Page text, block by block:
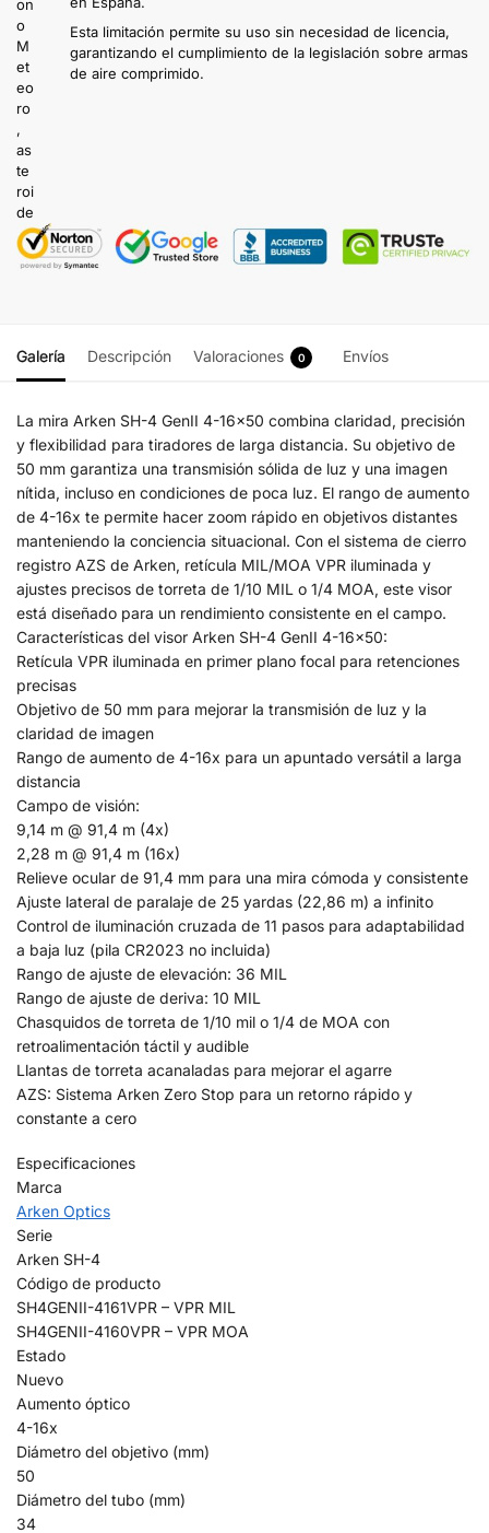
Esta limitación permite su uso sin necesidad de licencia,
garantizando el cumplimiento de la legislación sobre armas
de aire comprimido.
Galería Descripción Valoraciones 0 Envíos
La mira Arken SH-4 GenII 4-16×50 combina claridad, precisión
y flexibilidad para tiradores de larga distancia. Su objetivo de
50 mm garantiza una transmisión sólida de luz y una imagen
nítida, incluso en condiciones de poca luz. El rango de aumento
de 4-16x te permite hacer zoom rápido en objetivos distantes
manteniendo la conciencia situacional. Con el sistema de cierro
registro AZS de Arken, retícula MIL/MOA VPR iluminada y
ajustes precisos de torreta de 1/10 MIL o 1/4 MOA, este visor
está diseñado para un rendimiento consistente en el campo.
Características del visor Arken SH-4 GenII 4-16×50:
Retícula VPR iluminada en primer plano focal para retenciones
precisas
Objetivo de 50 mm para mejorar la transmisión de luz y la
claridad de imagen
Rango de aumento de 4-16x para un apuntado versátil a larga
distancia
Campo de visión:
9,14 m @ 91,4 m (4x)
2,28 m @ 91,4 m (16x)
Relieve ocular de 91,4 mm para una mira cómoda y consistente
Ajuste lateral de paralaje de 25 yardas (22,86 m) a infinito
Control de iluminación cruzada de 11 pasos para adaptabilidad
a baja luz (pila CR2023 no incluida)
Rango de ajuste de elevación: 36 MIL
Rango de ajuste de deriva: 10 MIL
Chasquidos de torreta de 1/10 mil o 1/4 de MOA con
retroalimentación táctil y audible
Llantas de torreta acanaladas para mejorar el agarre
AZS: Sistema Arken Zero Stop para un retorno rápido y
constante a cero
Especificaciones
Marca
Arken Optics
Serie
Arken SH-4
Código de producto
SH4GENII-4161VPR – VPR MIL
SH4GENII-4160VPR – VPR MOA
Estado
Nuevo
Aumento óptico
4-16x
Diámetro del objetivo (mm)
50
Diámetro del tubo (mm)
34